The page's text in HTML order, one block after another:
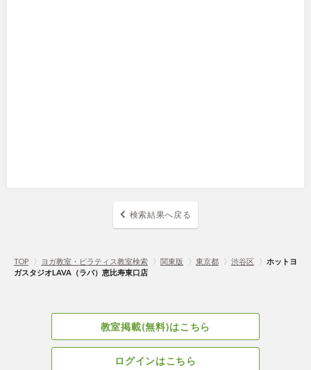
検索結果へ戻る
TOP 〉 ヨガ教室・ピラティス教室検索 〉 関東版 〉 東京都 〉 渋谷区 〉 ホットヨ
ガスタジオLAVA（ラバ）恵比寿東口店
教室掲載(無料)はこちら
ログインはこちら